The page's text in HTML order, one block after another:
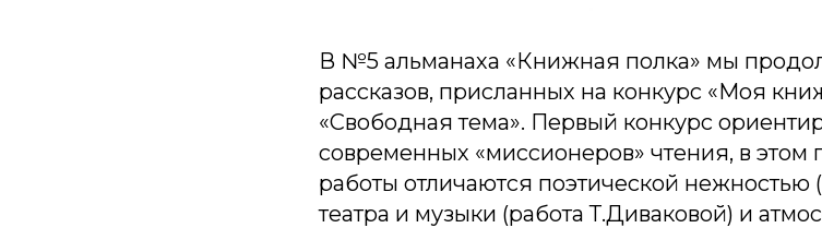
В №5 альманаха «Книжная полка» мы
рассказов, присланных на конкурс «Моя
«Свободная тема». Первый конкурс
современных «миссионеров» чтения, в этом
работы отличаются поэтической нежностью
театра и музыки (работа Т.Диваковой) и